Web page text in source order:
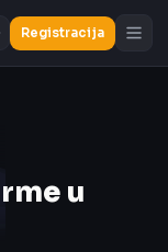
Registracija
u